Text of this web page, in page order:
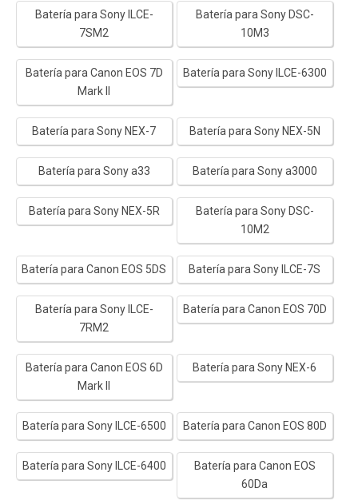
Batería para Sony ILCE-
7SM2
Batería para Sony DSC-
10M3
Batería para Canon EOS 7D
Mark II
Batería para Sony ILCE-6300
Batería para Sony NEX-7 Batería para Sony NEX-5N
Batería para Sony a33 Batería para Sony a3000
Batería para Sony NEX-5R
Batería para Sony DSC-
10M2
Batería para Canon EOS 5DS Batería para Sony ILCE-7S
Batería para Sony ILCE-
7RM2
Batería para Canon EOS 70D
Batería para Canon EOS 6D
Mark II
Batería para Sony NEX-6
Batería para Sony ILCE-6500 Batería para Canon EOS 80D
Batería para Sony ILCE-6400
Batería para Canon EOS
60Da